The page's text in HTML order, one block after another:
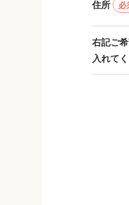
住所 必
右記ご
入れて